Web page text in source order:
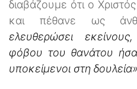
διαβάζουμε ότι ο
και πέθανε ως
ελευθερώσει
φόβου του θανάτου
υποκείμενοι στη